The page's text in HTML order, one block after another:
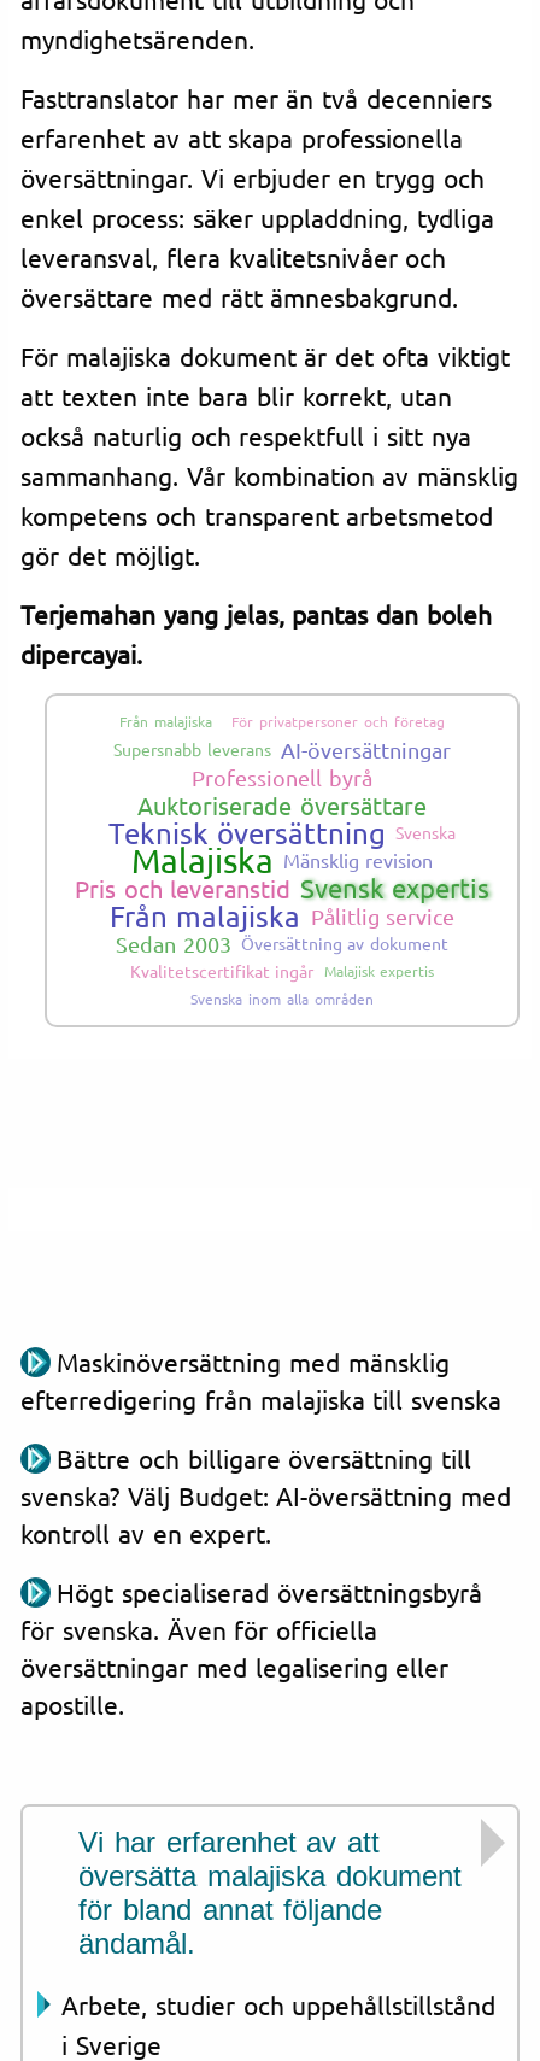
myndighetsärenden.
Fasttranslator har mer än två decenniers
erfarenhet av att skapa professionella
översättningar. Vi erbjuder en trygg och
enkel process: säker uppladdning, tydliga
leveransval, flera kvalitetsnivåer och
översättare med rätt ämnesbakgrund.
För malajiska dokument är det ofta viktigt
att texten inte bara blir korrekt, utan
också naturlig och respektfull i sitt nya
sammanhang. Vår kombination av mänsklig
kompetens och transparent arbetsmetod
gör det möjligt.
Terjemahan yang jelas, pantas dan boleh
dipercayai.
Från malajiska För privatpersoner och företag
Supersnabb leverans AI-översättningar
Professionell byrå
Auktoriserade översättare
Teknisk översättning Svenska
Malajiska Mänsklig revision
Pris och leveranstid Svensk expertis
Från malajiska Pålitlig service
Sedan 2003 Översättning av dokument
Kvalitetscertifikat ingår
Malajisk expertis
Svenska inom alla områden
Maskinöversättning med mänsklig
efterredigering från malajiska till svenska
Bättre och billigare översättning till
svenska? Välj Budget: AI-översättning med
kontroll av en expert.
Högt specialiserad översättningsbyrå
för svenska. Även för officiella
översättningar med legalisering eller
apostille.
Vi har erfarenhet av att
översätta malajiska dokument
för bland annat följande
ändamål.
Arbete, studier och uppehållstillstånd
i Sverige